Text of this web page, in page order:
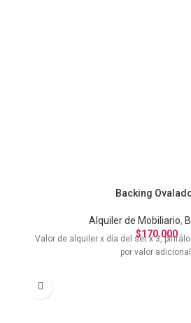
Backing
Alquiler de Mobiliario,
$170.000
Valor de alquiler x día del set x 3,
por valor adicional.